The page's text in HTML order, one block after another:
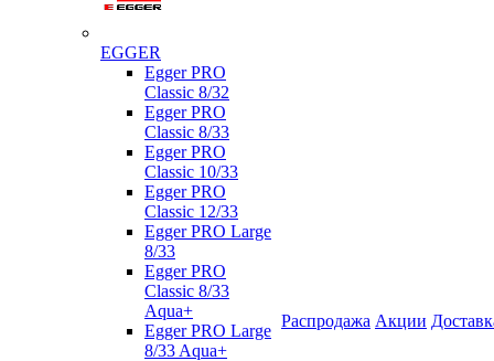
EGGER
Egger PRO
Classic 8/32
Egger PRO
Classic 8/33
Egger PRO
Classic 10/33
Egger PRO
Classic 12/33
Egger PRO Large
8/33
Egger PRO
Classic 8/33
Aqua+
Egger PRO Large
8/33 Aqua+
Распродажа Акции